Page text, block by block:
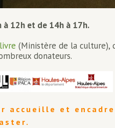
à 12h et de 14h à 17h.
(Ministère de la culture),
donateurs.
accueille et